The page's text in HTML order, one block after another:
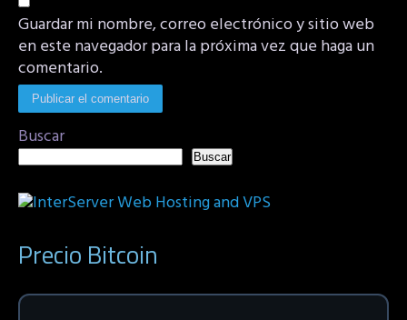
Guardar mi nombre, correo electrónico y sitio web
en este navegador para la próxima vez que haga un
comentario.
Buscar
Buscar
Precio Bitcoin